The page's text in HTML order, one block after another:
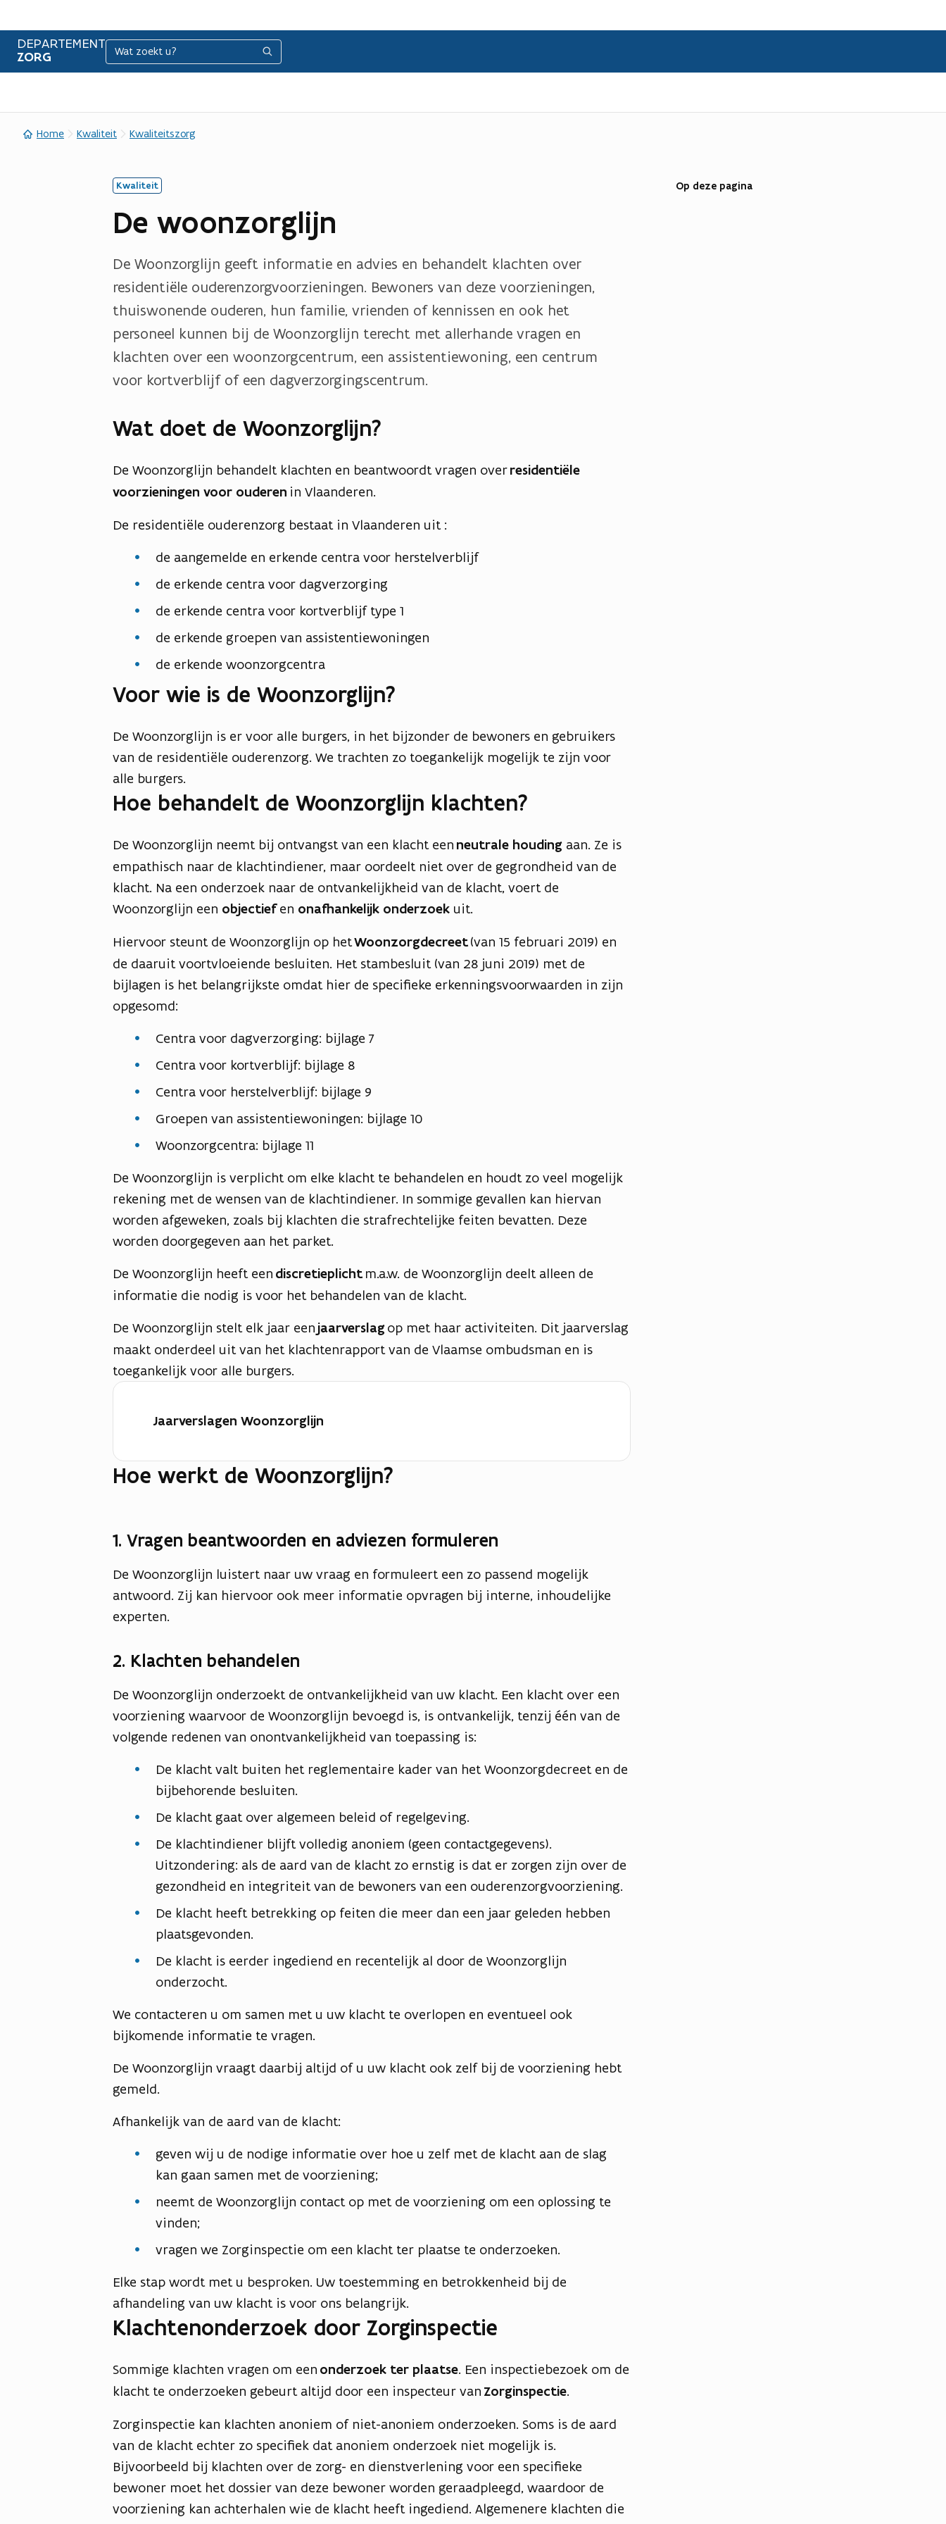
DEPARTEMENT
ZORG
Zoeken Zoeken
Home Kwaliteit Kwaliteitszorg
Op deze pagina
Kwaliteit
De woonzorglijn
De Woonzorglijn geeft informatie en advies en behandelt klachten over
residentiële ouderenzorgvoorzieningen. Bewoners van deze voorzieningen,
thuiswonende ouderen, hun familie, vrienden of kennissen en ook het
personeel kunnen bij de Woonzorglijn terecht met allerhande vragen en
klachten over een woonzorgcentrum, een assistentiewoning, een centrum
voor kortverblijf of een dagverzorgingscentrum.
Wat doet de Woonzorglijn?
De Woonzorglijn behandelt klachten en beantwoordt vragen overresidentiële
voorzieningen voor ouderen in Vlaanderen.
De residentiële ouderenzorg bestaat in Vlaanderen uit :
de aangemelde en erkende centra voor herstelverblijf
de erkende centra voor dagverzorging
de erkende centra voor kortverblijf type 1
de erkende groepen van assistentiewoningen
de erkende woonzorgcentra
Voor wie is de Woonzorglijn?
De Woonzorglijn is er voor alle burgers, in het bijzonder de bewoners en gebruikers
van de residentiële ouderenzorg. We trachten zo toegankelijk mogelijk te zijn voor
alle burgers.
Hoe behandelt de Woonzorglijn klachten?
De Woonzorglijn neemt bij ontvangst van een klacht een neutrale houding aan. Ze is
empathisch naar de klachtindiener, maar oordeelt niet over de gegrondheid van de
klacht. Na een onderzoek naar de ontvankelijkheid van de klacht, voert de
Woonzorglijn een objectiefen onafhankelijk onderzoek uit.
Hiervoor steunt de Woonzorglijn op hetWoonzorgdecreet(van 15 februari 2019) en
de daaruit voortvloeiende besluiten. Het stambesluit (van 28 juni 2019) met de
bijlagen is het belangrijkste omdat hier de specifieke erkenningsvoorwaarden in zijn
opgesomd:
Centra voor dagverzorging: bijlage 7
Centra voor kortverblijf: bijlage 8
Centra voor herstelverblijf: bijlage 9
Groepen van assistentiewoningen: bijlage 10
Woonzorgcentra: bijlage 11
De Woonzorglijn is verplicht om elke klacht te behandelen en houdt zo veel mogelijk
rekening met de wensen van de klachtindiener. In sommige gevallen kan hiervan
worden afgeweken, zoals bij klachten die strafrechtelijke feiten bevatten. Deze
worden doorgegeven aan het parket.
De Woonzorglijn heeft een discretieplicht m.a.w. de Woonzorglijn deelt alleen de
informatie die nodig is voor het behandelen van de klacht.
De Woonzorglijn stelt elk jaar een jaarverslagop met haar activiteiten. Dit jaarverslag
maakt onderdeel uit van het klachtenrapport van de Vlaamse ombudsman en is
toegankelijk voor alle burgers.
Jaarverslagen Woonzorglijn
Hoe werkt de Woonzorglijn?
1. Vragen beantwoorden en adviezen formuleren
De Woonzorglijn luistert naar uw vraag en formuleert een zo passend mogelijk
antwoord. Zij kan hiervoor ook meer informatie opvragen bij interne, inhoudelijke
experten.
2. Klachten behandelen
De Woonzorglijn onderzoekt de ontvankelijkheid van uw klacht. Een klacht over een
voorziening waarvoor de Woonzorglijn bevoegd is, is ontvankelijk, tenzij één van de
volgende redenen van onontvankelijkheid van toepassing is:
De klacht valt buiten het reglementaire kader van het Woonzorgdecreet en de
bijbehorende besluiten.
De klacht gaat over algemeen beleid of regelgeving.
De klachtindiener blijft volledig anoniem (geen contactgegevens).
Uitzondering: als de aard van de klacht zo ernstig is dat er zorgen zijn over de
gezondheid en integriteit van de bewoners van een ouderenzorgvoorziening.
De klacht heeft betrekking op feiten die meer dan een jaar geleden hebben
plaatsgevonden.
De klacht is eerder ingediend en recentelijk al door de Woonzorglijn
onderzocht.
We contacteren u om samen met u uw klacht te overlopen en eventueel ook
bijkomende informatie te vragen.
De Woonzorglijn vraagt daarbij altijd of u uw klacht ook zelf bij de voorziening hebt
gemeld.
Afhankelijk van de aard van de klacht:
geven wij u de nodige informatie over hoe u zelf met de klacht aan de slag
kan gaan samen met de voorziening;
neemt de Woonzorglijn contact op met de voorziening om een oplossing te
vinden;
vragen we Zorginspectie om een klacht ter plaatse te onderzoeken.
Elke stap wordt met u besproken. Uw toestemming en betrokkenheid bij de
afhandeling van uw klacht is voor ons belangrijk.
Klachtenonderzoek door Zorginspectie
Sommige klachten vragen om een onderzoek ter plaatse. Een inspectiebezoek om de
klacht te onderzoeken gebeurt altijd door een inspecteur van Zorginspectie.
Zorginspectie kan klachten anoniem of niet-anoniem onderzoeken. Soms is de aard
van de klacht echter zo specifiek dat anoniem onderzoek niet mogelijk is.
Bijvoorbeeld bij klachten over de zorg- en dienstverlening voor een specifieke
bewoner moet het dossier van deze bewoner worden geraadpleegd, waardoor de
voorziening kan achterhalen wie de klacht heeft ingediend. Algemenere klachten die